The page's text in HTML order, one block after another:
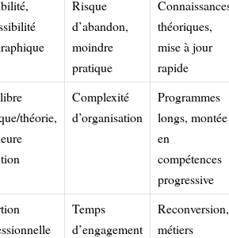
Risque
d’abandon,
moindre
pratique
théoriques,
mise à jour
rapide
théorie,
Complexité
d’organisation
Programmes
longs, montée
en
compétences
progressive
Temps
d’engagement
Reconversion,
métiers